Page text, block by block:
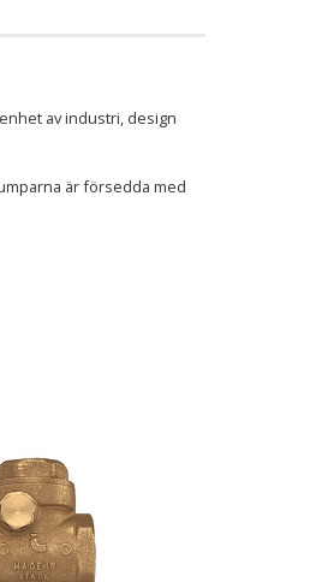
av industri, design
är försedda med